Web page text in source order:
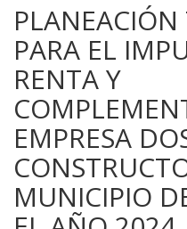
PARA EL
RENTA Y
EMPRESA
MUNICIPIO